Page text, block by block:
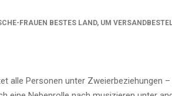
FRAUEN BESTES LAND, UM
alle Personen unter Zweierbeziehungen